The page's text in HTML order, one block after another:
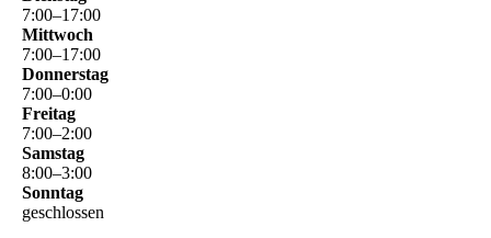
7:00–17:00
Mittwoch
7:00–17:00
Donnerstag
7:00–0:00
Freitag
7:00–2:00
Samstag
8:00–3:00
Sonntag
geschlossen